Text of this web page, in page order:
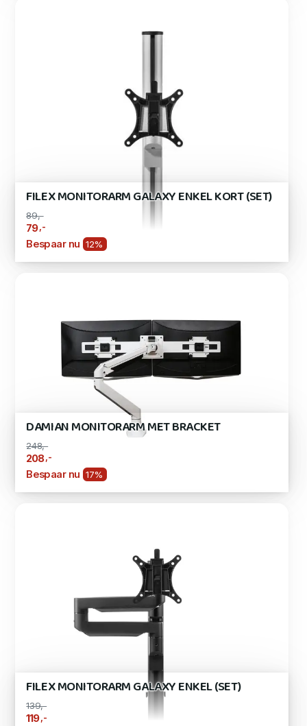
FILEX MONITORARM GALAXY ENKEL KORT (SET)
89,-
79,-
Bespaar nu 12%
DAMIAN MONITORARM MET BRACKET
248,-
208,-
Bespaar nu 17%
FILEX MONITORARM GALAXY ENKEL (SET)
139,-
119 ,-